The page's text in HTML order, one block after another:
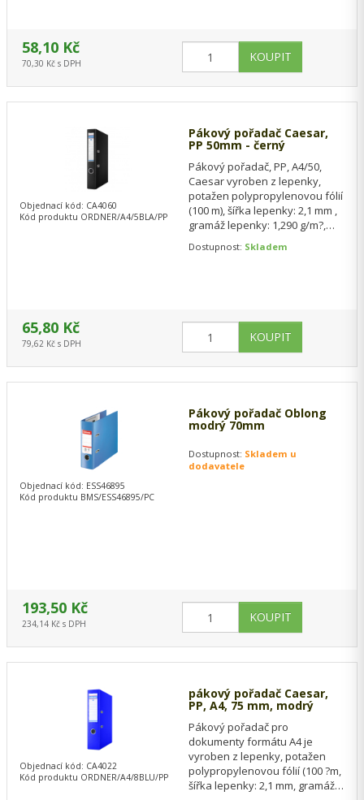
58,10 Kč
70,30 Kč s DPH
Pákový pořadač Caesar,
PP 50mm - černý
Pákový pořadač, PP, A4/50,
Caesar vyroben z lepenky,
potažen polypropylenovou fólií
(100 m), šířka lepenky: 2,1 mm ,
gramáž lepenky: 1,290 g/m?,
mechanika,…
Dostupnost: Skladem
Objednací kód: CA4060
Kód produktu ORDNER/A4/5BLA/PP
65,80 Kč
79,62 Kč s DPH
Pákový pořadač Oblong
modrý 70mm
Dostupnost: Skladem u
dodavatele
Objednací kód: ESS46895
Kód produktu BMS/ESS46895/PC
193,50 Kč
234,14 Kč s DPH
pákový pořadač Caesar,
PP, A4, 75 mm, modrý
Pákový pořadač pro
dokumenty formátu A4 je
vyroben z lepenky, potažen
polypropylenovou fólií (100 ?m,
šířka lepenky: 2,1 mm, gramáž
Objednací kód: CA4022
Kód produktu ORDNER/A4/8BLU/PP